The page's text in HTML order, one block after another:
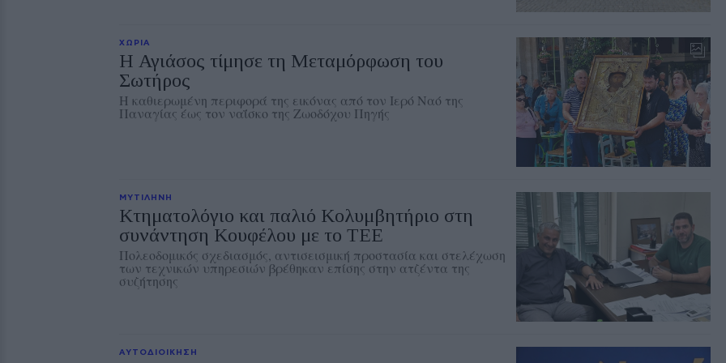
ΧΩΡΙΑ
Η Αγιάσος τίμησε τη Μεταμόρφωση του
Σωτήρος
Η καθιερωμένη περιφορά της εικόνας από τον Ιερό Ναό της
Παναγίας έως τον ναΐσκο της Ζωοδόχου Πηγής
ΜΥΤΙΛΗΝΗ
Κτηματολόγιο και παλιό Κολυμβητήριο στη
συνάντηση Κουφέλου με το ΤΕΕ
Πολεοδομικός σχεδιασμός, αντισεισμική προστασία και στελέχωση
των τεχνικών υπηρεσιών βρέθηκαν επίσης στην ατζέντα της
συζήτησης
ΑΥΤΟΔΙΟΙΚΗΣΗ